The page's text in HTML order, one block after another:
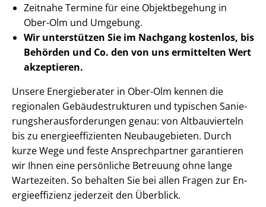
Zeitnahe Termine für eine Objektbegehung in
Ober-Olm und Umgebung.
Wir unterstützen Sie im Nachgang kostenlos, bis
Behörden und Co. den von uns ermittelten Wert
akzeptieren.
Unsere Energieberater in Ober-Olm kennen die
regionalen Ge­bäu­de­struk­tu­ren und typischen Sa­nie­
rungs­her­aus­for­de­run­gen genau: von Altbauvierteln
bis zu en­er­gie­ef­fi­zi­en­ten Neubaugebieten. Durch
kurze Wege und feste Ansprechpartner garantieren
wir Ihnen eine persönliche Betreuung ohne lange
Wartezeiten. So behalten Sie bei allen Fragen zur En­
er­gie­ef­fi­zi­enz jederzeit den Überblick.